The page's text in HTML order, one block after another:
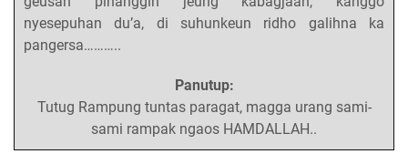
nyesepuhan du’a, di suhunkeun ridho galihna ka
pangersa………..
Panutup:
Tutug Rampung tuntas paragat, magga urang sami-
sami rampak ngaos HAMDALLAH..